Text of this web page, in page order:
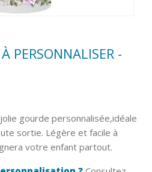
PERSONNALISER -
gourde personnalisée,idéale
sortie. Légère et facile à
votre enfant partout.